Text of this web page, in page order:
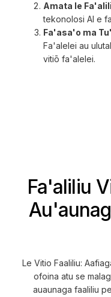
Amata le
tekonolosi AI e
Fa'asa'o ma
Fa'alelei au
vitiō fa'alelei.
Fa'aliliu
Le Vitio Faaliliu:
ofoina atu se
auaunaga faaliliu